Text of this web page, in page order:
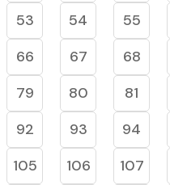
53 54 55
66 67 68
79 80 81
92 93 94
105 106 107